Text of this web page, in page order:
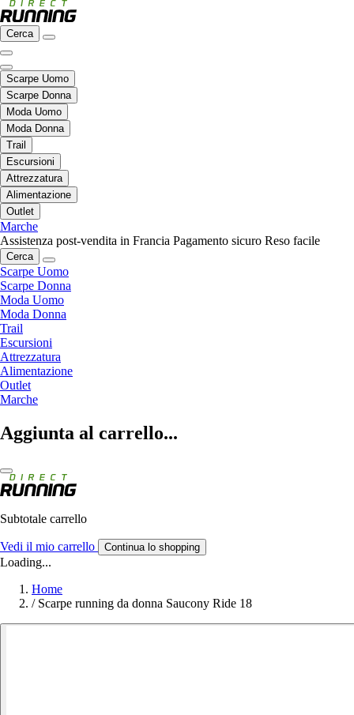
Cerca
Scarpe Uomo
Scarpe Donna
Moda Uomo
Moda Donna
Trail
Escursioni
Attrezzatura
Alimentazione
Outlet
Marche
Assistenza post-vendita in Francia Pagamento sicuro Reso facile
Cerca
Scarpe Uomo
Scarpe Donna
Moda Uomo
Moda Donna
Trail
Escursioni
Attrezzatura
Alimentazione
Outlet
Marche
Aggiunta al carrello...
Subtotale carrello
Vedi il mio carrello Continua lo shopping
Loading...
Home
/ Scarpe running da donna Saucony Ride 18